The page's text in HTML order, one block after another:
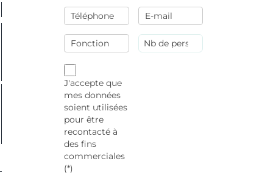
J'accepte que
mes données
soient utilisées
pour être
recontacté à
des fins
commerciales
(*)